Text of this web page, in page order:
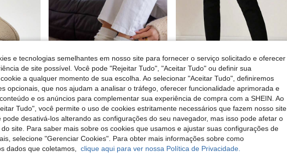
6
EU Warehouse Botas com sola grossa e forro - Clássicas e confortáveis
21,80€
EU Warehouse Botas Femininas Minimalistas Acima Do Joelho, Salto Grosso, Clássicas, Combinam Com Qualquer Jeans
34,28€
e tecnologias semelhantes em nosso site para fornecer o serviço solicitado e oferecer
de site possível. Você pode "Rejeitar Tudo", "Aceitar Tudo" ou definir sua
a qualquer momento de sua escolha. Ao selecionar "Aceitar Tudo", definiremos
opcionais, que nos ajudam a analisar o tráfego, oferecer funcionalidade aprimorada e
e os anúncios para complementar sua experiência de compra com a SHEIN. Ao
Tudo", você permite o uso de cookies estritamente necessários que fazem nosso site
pode desativá-los alterando as configurações do seu navegador, mas isso pode afetar o
site. Para saber mais sobre os cookies que usamos e ajustar suas configurações de
selecione "Gerenciar Cookies". Para obter mais informações sobre como
dados que coletamos, clique aqui para ver nossa Política de Privacidade.